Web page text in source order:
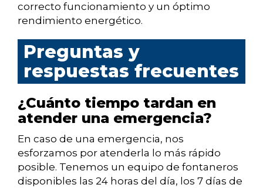
correcto funcionamiento y un óptimo
rendimiento energético.
Preguntas y
respuestas frecuentes
¿Cuánto tiempo tardan en
atender una emergencia?
En caso de una emergencia, nos
esforzamos por atenderla lo más rápido
posible. Tenemos un equipo de fontaneros
disponibles las 24 horas del día, los 7 días de